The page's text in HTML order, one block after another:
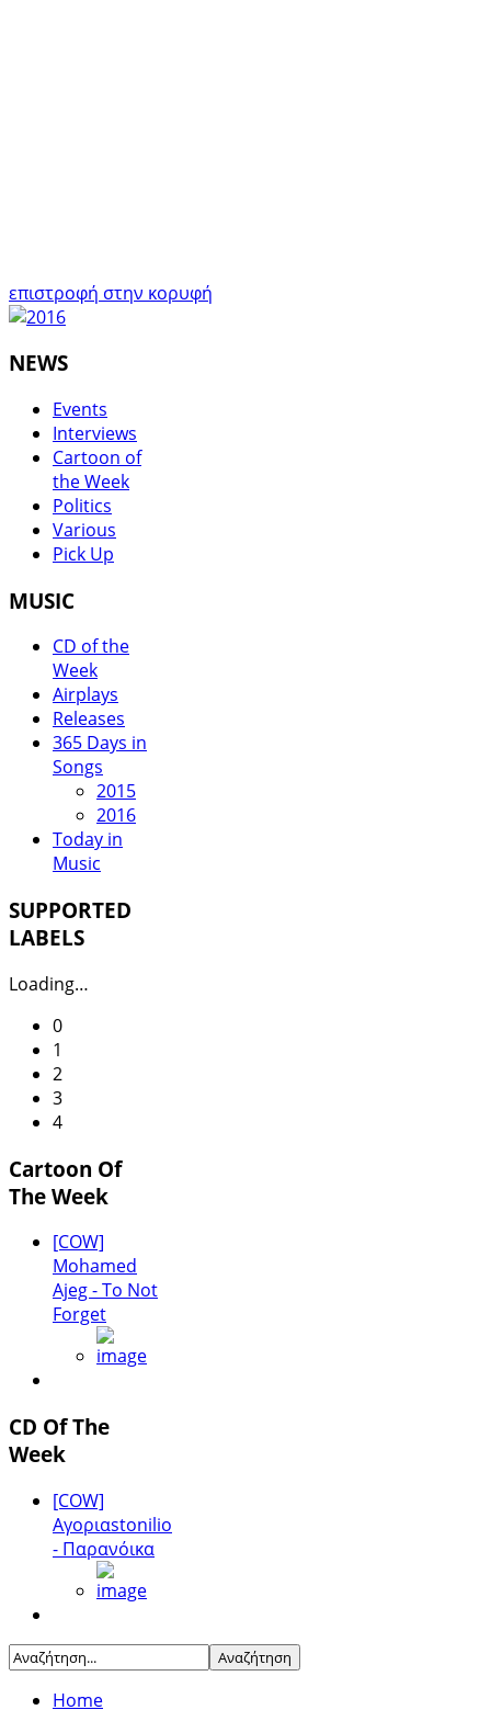
επιστροφή στην κορυφή
NEWS
Events
Interviews
Cartoon of
the Week
Politics
Various
Pick Up
MUSIC
CD of the
Week
Airplays
Releases
365 Days in
Songs
2015
2016
Today in
Music
SUPPORTED
LABELS
Loading…
0
1
2
3
4
Cartoon Of
The Week
[COW]
Mohamed
Ajeg - To Not
Forget
CD Of The
Week
[COW]
Αγοριαstonilio
- Παρανόικα
Home